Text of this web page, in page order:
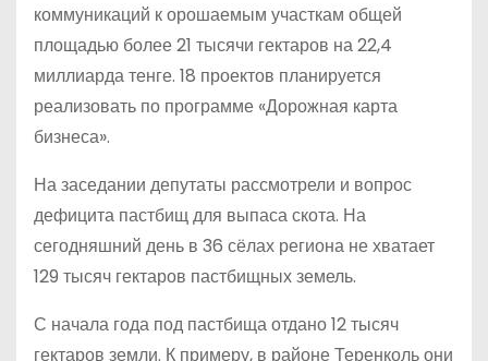
коммуникаций к орошаемым участкам общей
площадью более 21 тысячи гектаров на 22,4
миллиарда тенге. 18 проектов планируется
реализовать по программе «Дорожная карта
бизнеса».
На заседании депутаты рассмотрели и вопрос
дефицита пастбищ для выпаса скота. На
сегодняшний день в 36 сёлах региона не хватает
129 тысяч гектаров пастбищных земель.
С начала года под пастбища отдано 12 тысяч
гектаров земли. К примеру, в районе Теренколь они